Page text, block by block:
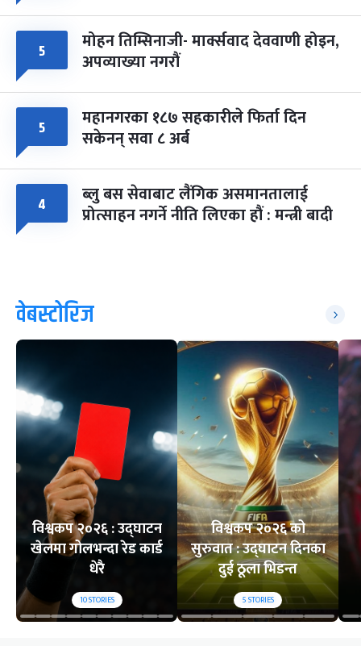
५ मोहन तिम्सिनाजी- मार्क्सवाद देववाणी होइन,
अपव्याख्या नगरौं
५ महानगरका १८७ सहकारीले फिर्ता दिन
सकेनन् सवा ८ अर्ब
४ ब्लु बस सेवाबाट लैंगिक असमानतालाई
प्रोत्साहन नगर्ने नीति लिएका हौं : मन्त्री बादी
वेबस्टोरिज
विश्वकप २०२६ : उद्घाटन
खेलमा गोलभन्दा रेड कार्ड
धेरै
10STORIES
विश्वकप २०२६ को
सुरुवात : उद्घाटन दिनका
दुई ठूला भिडन्त
5STORIES